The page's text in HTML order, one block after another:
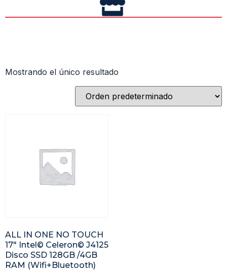
Mostrando el único resultado
ALL IN ONE NO TOUCH
17″ Intel© Celeron© J4125
Disco SSD 128GB /4GB
RAM (Wifi+Bluetooth)